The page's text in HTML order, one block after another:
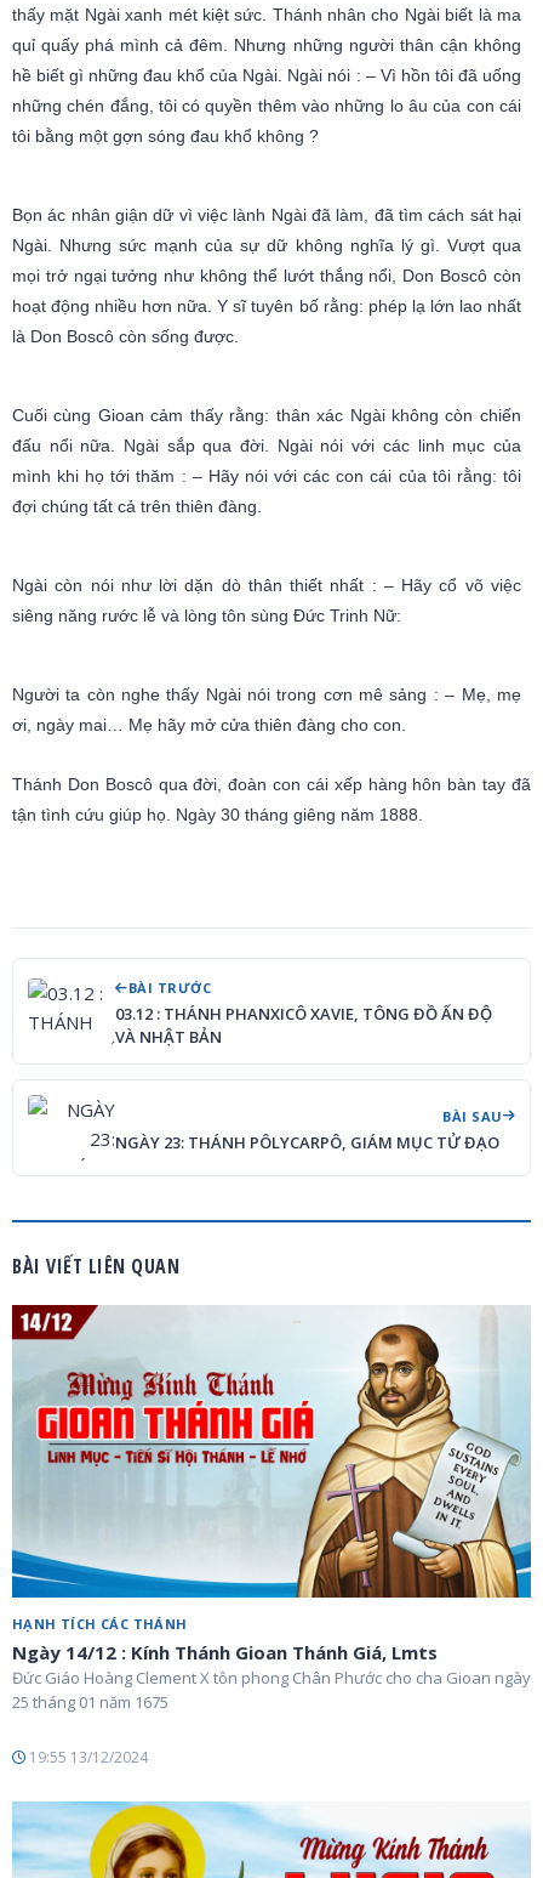
thấy mặt Ngài xanh mét kiệt sức. Thánh nhân cho Ngài biết là ma
quỉ quấy phá mình cả đêm. Nhưng những người thân cận không
hề biết gì những đau khổ của Ngài. Ngài nói : – Vì hồn tôi đã uống
những chén đắng, tôi có quyền thêm vào những lo âu của con cái
tôi bằng một gợn sóng đau khổ không ?
Bọn ác nhân giận dữ vì việc lành Ngài đã làm, đã tìm cách sát hại
Ngài. Nhưng sức mạnh của sự dữ không nghĩa lý gì. Vượt qua
mọi trở ngại tưởng như không thể lướt thắng nổi, Don Boscô còn
hoạt động nhiều hơn nữa. Y sĩ tuyên bố rằng: phép lạ lớn lao nhất
là Don Boscô còn sống được.
Cuối cùng Gioan cảm thấy rằng: thân xác Ngài không còn chiến
đấu nổi nữa. Ngài sắp qua đời. Ngài nói với các linh mục của
mình khi họ tới thăm : – Hãy nói với các con cái của tôi rằng: tôi
đợi chúng tất cả trên thiên đàng.
Ngài còn nói như lời dặn dò thân thiết nhất : – Hãy cổ võ việc
siêng năng rước lễ và lòng tôn sùng Đức Trinh Nữ:
Người ta còn nghe thấy Ngài nói trong cơn mê sảng : – Mẹ, mẹ
ơi, ngày mai… Mẹ hãy mở cửa thiên đàng cho con.
Thánh Don Boscô qua đời, đoàn con cái xếp hàng hôn bàn tay đã
tận tình cứu giúp họ. Ngày 30 tháng giêng năm 1888.
BÀI TRƯỚC
03.12 : THÁNH PHANXICÔ XAVIE, TÔNG ĐỒ ẤN ĐỘ
VÀ NHẬT BẢN
BÀI SAU
NGÀY 23: THÁNH PÔLYCARPÔ, GIÁM MỤC TỬ ĐẠO
BÀI VIẾT LIÊN QUAN
HẠNH TÍCH CÁC THÁNH
Ngày 14/12 : Kính Thánh Gioan Thánh Giá, Lmts
Đức Giáo Hoàng Clement X tôn phong Chân Phước cho cha Gioan ngày
25 tháng 01 năm 1675
19:55 13/12/2024